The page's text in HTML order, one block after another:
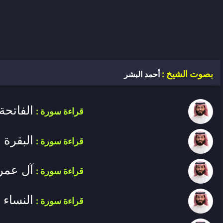
بصوت الشيخ :أحمد البشر
قراءة سورة :
قراءة سورة : البقرة
قراءة سورة : آل
قراءة سورة : النساء